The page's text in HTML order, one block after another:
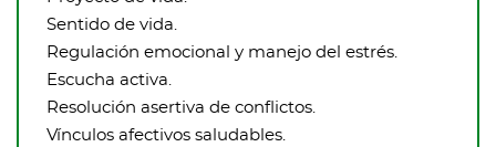
Sentido de vida.
Regulación emocional y manejo del estrés.
Escucha activa.
Resolución asertiva de conflictos.
Vínculos afectivos saludables.